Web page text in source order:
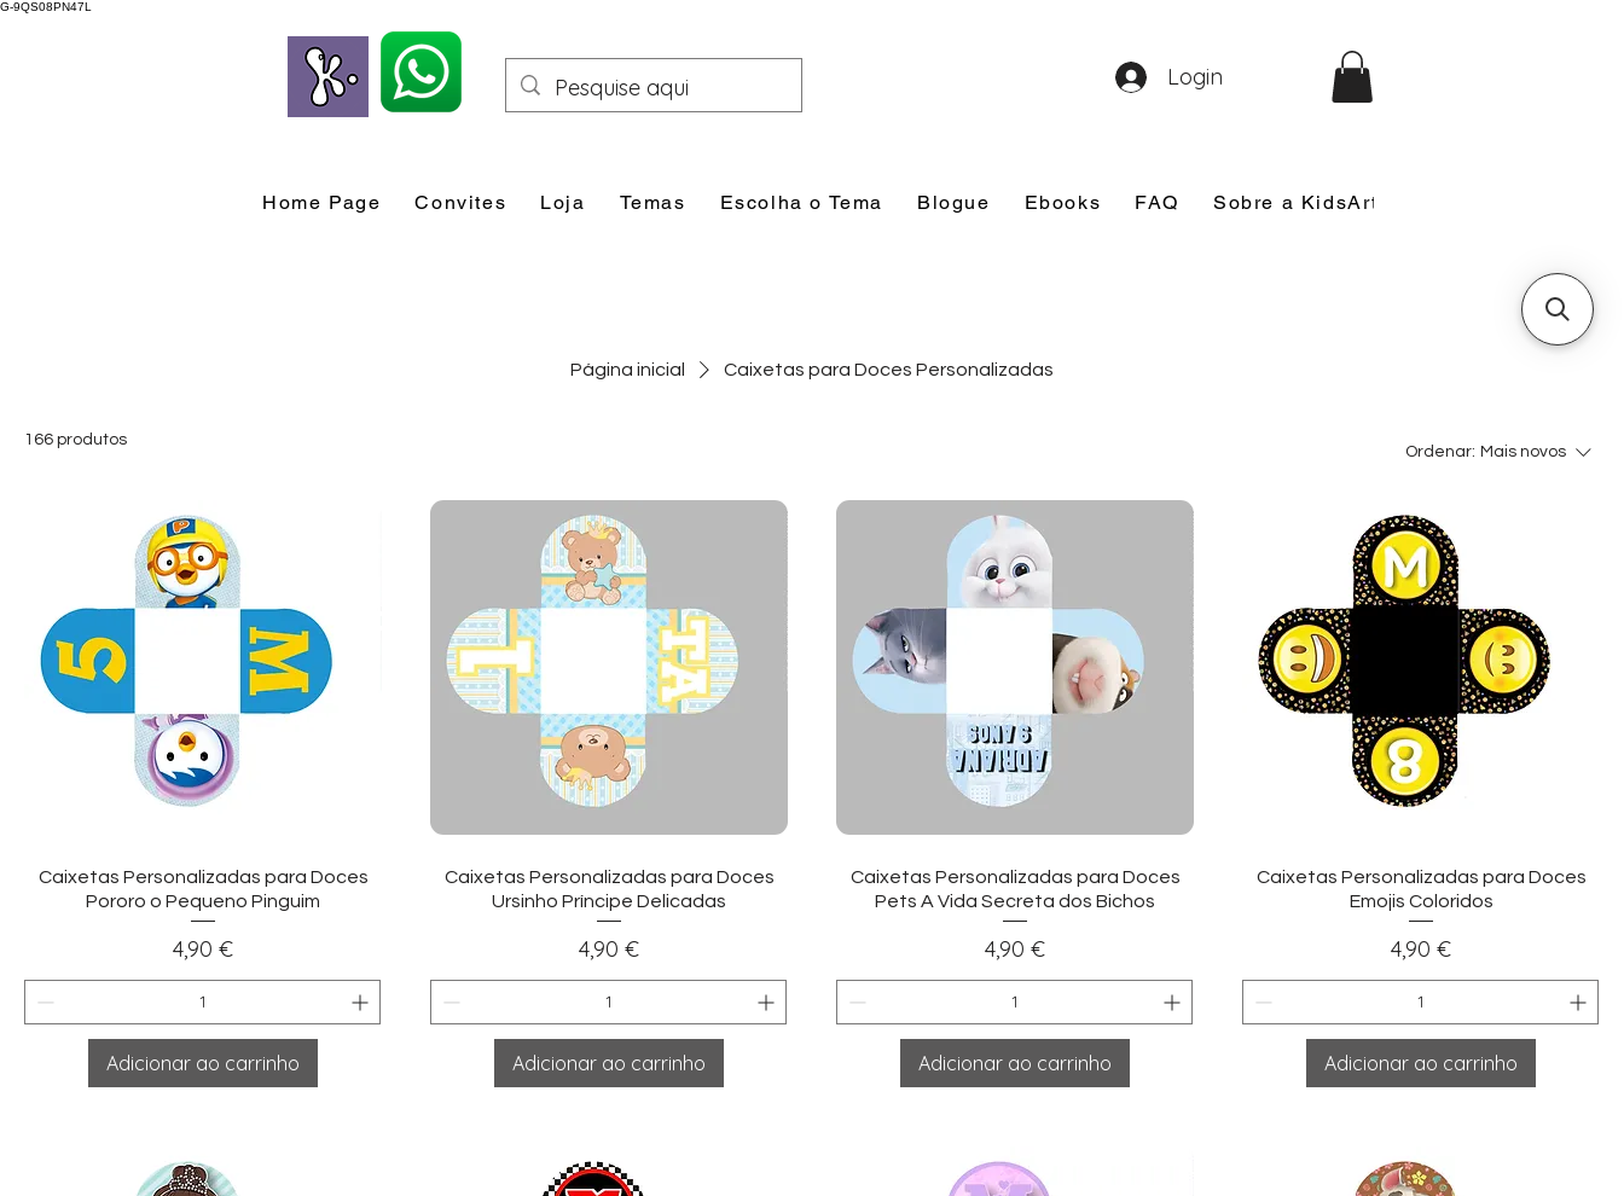
G-9QS08PN47L
Home Page Convites Loja Temas Escolha o Tema Blogue Ebooks FAQ Sobre a KidsArt
Login
Página inicial Caixetas para Doces Personalizadas
166 produtos
Ordenar: Mais novos
Visualização rápida
Caixetas Personalizadas para Doces
Pororo o Pequeno Pinguim
Preço
4,90 €
Adicionar ao carrinho
Visualização rápida
Caixetas Personalizadas para Doces
Ursinho Príncipe Delicadas
Preço
4,90 €
Adicionar ao carrinho
Visualização rápida
Caixetas Personalizadas para Doces
Pets A Vida Secreta dos Bichos
Preço
4,90 €
Adicionar ao carrinho
Visualização rápida
Caixetas Personalizadas para Doces
Emojis Coloridos
Preço
4,90 €
Adicionar ao carrinho